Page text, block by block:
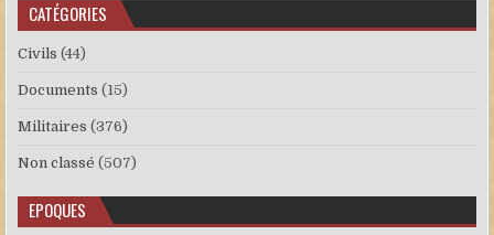
CATÉGORIES
Civils (44)
Documents (15)
Militaires (376)
Non classé (507)
EPOQUES